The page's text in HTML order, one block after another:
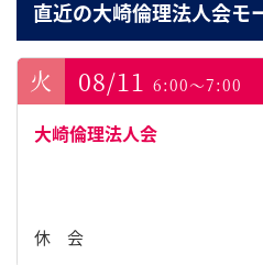
直近の大崎倫理法人会モ
08/11 6:00～7:00
大崎倫理法人会
休 会